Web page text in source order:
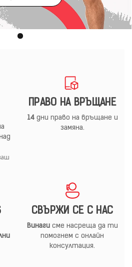
ПРАВО НА ВРЪЩАНЕ
14дни право на връщане и
замяна.
СВЪРЖИ СЕ С НАС
Винагисме насреща да ти
помогнем с онлайн
консултация.